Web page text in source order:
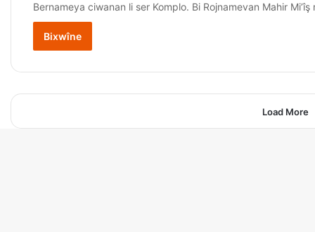
Bernameya ciwanan li ser Komplo. Bi Rojnamevan Mahir Mi’îş
Bixwîne
Load More